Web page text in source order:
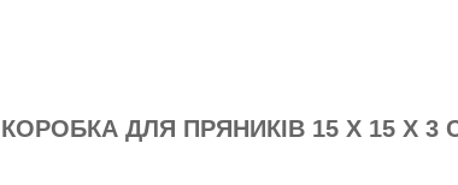
КОРОБКА ДЛЯ ПРЯНИКІВ 15 Х 15 Х 3